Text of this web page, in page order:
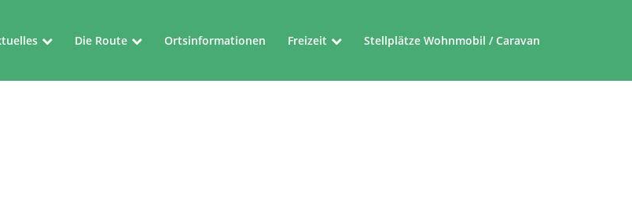
Die Route Ortsinformationen Freizeit Stellplätze Wohnmobil / Caravan